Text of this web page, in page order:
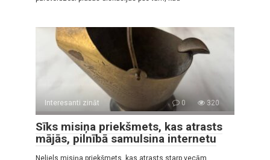
Interesanti zināt 0 320
Sīks misiņa priekšmets, kas atrasts
mājās, pilnībā samulsina internetu